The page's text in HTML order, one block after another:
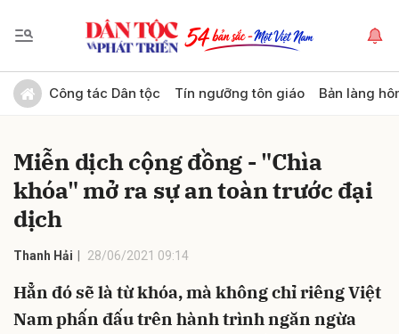
Công tác Dân tộc Tín ngưỡng tôn giáo Bản làng
Miễn dịch cộng đồng - "Chìa
khóa" mở ra sự an toàn trước đại
dịch
Thanh Hải 28/06/2021 09:14
Hẳn đó sẽ là từ khóa, mà không chỉ riêng Việt
Nam phấn đấu trên hành trình ngăn ngừa
Gửi bình luận